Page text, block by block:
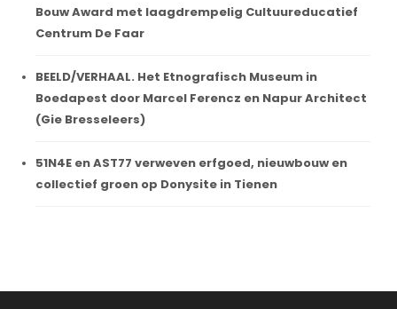
Bouw Award met laagdrempelig Cultuureducatief
Centrum De Faar
BEELD/VERHAAL. Het Etnografisch Museum in
Boedapest door Marcel Ferencz en Napur Architect
(Gie Bresseleers)
51N4E en AST77 verweven erfgoed, nieuwbouw en
collectief groen op Donysite in Tienen